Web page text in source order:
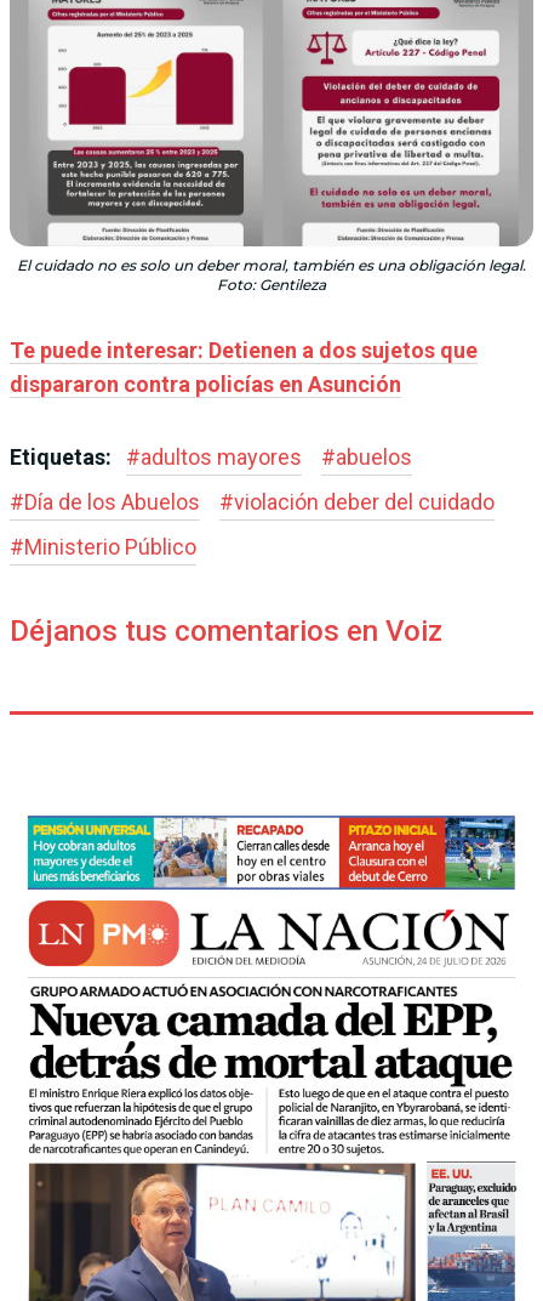
El cuidado no es solo un deber moral, también es una obligación legal.
Foto: Gentileza
Te puede interesar: Detienen a dos sujetos que
dispararon contra policías en Asunción
Etiquetas: #adultos mayores #abuelos
#Día de los Abuelos #violación deber del cuidado
#Ministerio Público
Déjanos tus comentarios en Voiz